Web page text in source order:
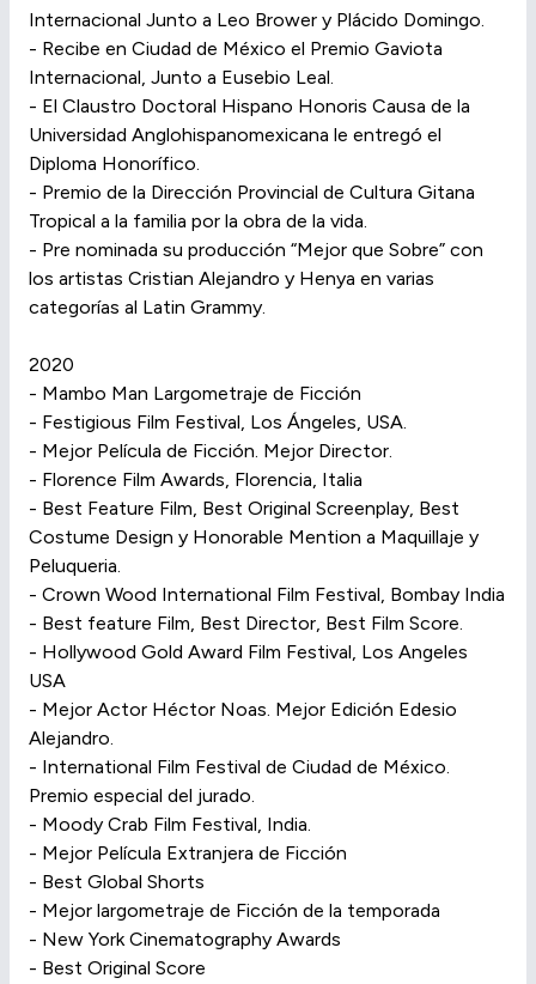
Internacional Junto a Leo Brower y Plácido Domingo.
- Recibe en Ciudad de México el Premio Gaviota
Internacional, Junto a Eusebio Leal.
- El Claustro Doctoral Hispano Honoris Causa de la
Universidad Anglohispanomexicana le entregó el
Diploma Honorífico.
- Premio de la Dirección Provincial de Cultura Gitana
Tropical a la familia por la obra de la vida.
- Pre nominada su producción “Mejor que Sobre” con
los artistas Cristian Alejandro y Henya en varias
categorías al Latin Grammy.
2020
- Mambo Man Largometraje de Ficción
- Festigious Film Festival, Los Ángeles, USA.
- Mejor Película de Ficción. Mejor Director.
- Florence Film Awards, Florencia, Italia
- Best Feature Film, Best Original Screenplay, Best
Costume Design y Honorable Mention a Maquillaje y
Peluqueria.
- Crown Wood International Film Festival, Bombay India
- Best feature Film, Best Director, Best Film Score.
- Hollywood Gold Award Film Festival, Los Angeles
USA
- Mejor Actor Héctor Noas. Mejor Edición Edesio
Alejandro.
- International Film Festival de Ciudad de México.
Premio especial del jurado.
- Moody Crab Film Festival, India.
- Mejor Película Extranjera de Ficción
- Best Global Shorts
- Mejor largometraje de Ficción de la temporada
- New York Cinematography Awards
- Best Original Score